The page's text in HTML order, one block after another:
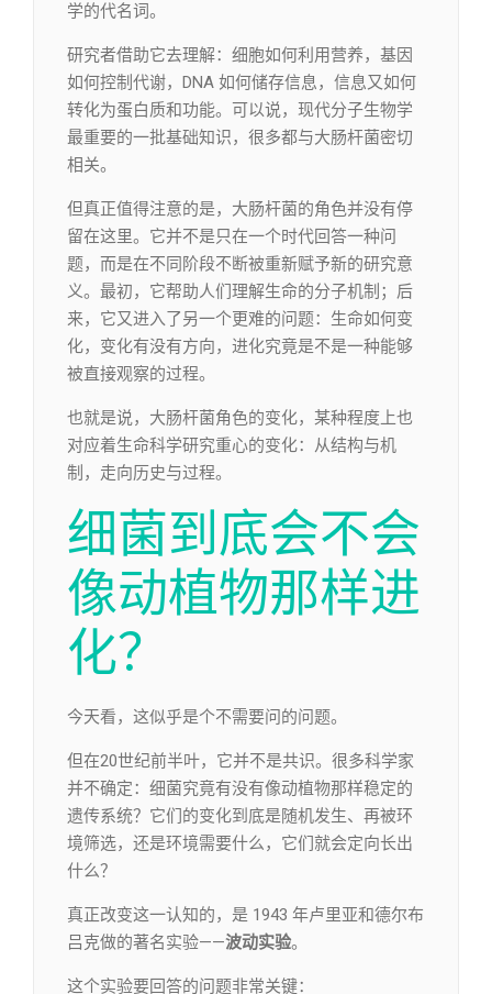
学的代名词。
研究者借助它去理解：细胞如何利用营养，基因
如何控制代谢，DNA 如何储存信息，信息又如何
转化为蛋白质和功能。可以说，现代分子生物学
最重要的一批基础知识，很多都与大肠杆菌密切
相关。
但真正值得注意的是，大肠杆菌的角色并没有停
留在这里。它并不是只在一个时代回答一种问
题，而是在不同阶段不断被重新赋予新的研究意
义。最初，它帮助人们理解生命的分子机制；后
来，它又进入了另一个更难的问题：生命如何变
化，变化有没有方向，进化究竟是不是一种能够
被直接观察的过程。
也就是说，大肠杆菌角色的变化，某种程度上也
对应着生命科学研究重心的变化：从结构与机
制，走向历史与过程。
细菌到底会不会
像动植物那样进
化？
今天看，这似乎是个不需要问的问题。
但在20世纪前半叶，它并不是共识。很多科学家
并不确定：细菌究竟有没有像动植物那样稳定的
遗传系统？它们的变化到底是随机发生、再被环
境筛选，还是环境需要什么，它们就会定向长出
什么？
真正改变这一认知的，是 1943 年卢里亚和德尔布
吕克做的著名实验——波动实验。
这个实验要回答的问题非常关键：